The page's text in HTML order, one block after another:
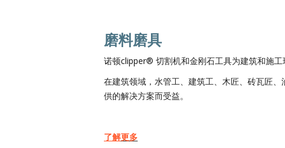
磨料磨具
诺顿clipper® 切割机和金刚石工具为建筑和施工
在建筑领域，水管工、建筑工、木匠、砖瓦匠
供的解决方案而受益。
了解更多